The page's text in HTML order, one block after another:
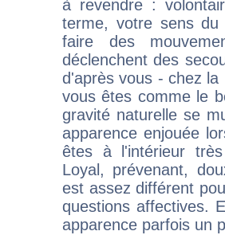
à revendre :
terme, votre sens
faire des
déclenchent des
d'après vous - chez
vous êtes comme le
gravité naturelle se
apparence enjouée
êtes à l'intérieur
Loyal, prévenant,
est assez différent
questions affectives.
apparence parfois un